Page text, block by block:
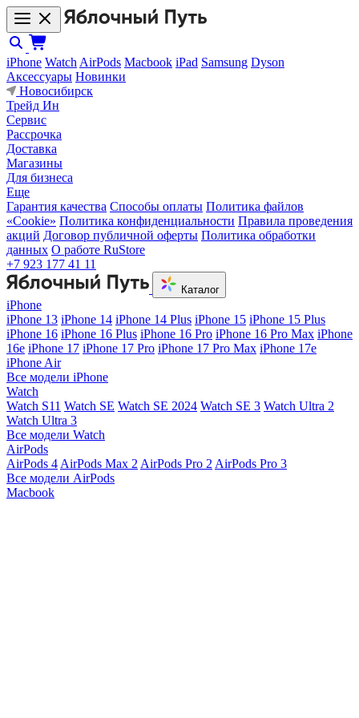
iPhone Watch AirPods Macbook iPad Samsung Dyson
Аксессуары Новинки
Новосибирск
Трейд Ин
Сервис
Рассрочка
Доставка
Магазины
Для бизнеса
Еще
Гарантия качества Способы оплаты Политика файлов
«Cookie» Политика конфиденциальности Правила проведения
акций Договор публичной оферты Политика обработки
данных О работе RuStore
+7 923 177 41 11
Каталог
iPhone
iPhone 13 iPhone 14 iPhone 14 Plus iPhone 15 iPhone 15 Plus
iPhone 16 iPhone 16 Plus iPhone 16 Pro iPhone 16 Pro Max iPhone
16e iPhone 17 iPhone 17 Pro iPhone 17 Pro Max iPhone 17e
iPhone Air
Все модели iPhone
Watch
Watch S11 Watch SE Watch SE 2024 Watch SE 3 Watch Ultra 2
Watch Ultra 3
Все модели Watch
AirPods
AirPods 4 AirPods Max 2 AirPods Pro 2 AirPods Pro 3
Все модели AirPods
Macbook